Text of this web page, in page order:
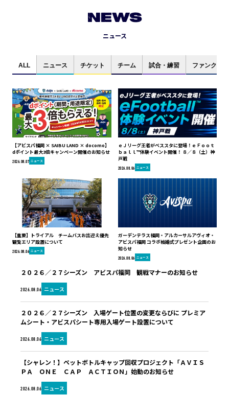
NEWS
ニュース
ALL ニュース チケット チーム 試合・練習 ファンクラブ
【アビスパ福岡 × SAIBU LAND × docomo】
dポイント最大3倍キャンペーン開催のお知らせ
2026.08.07 ニュース
ｅＪリーグ王者がベススタに登場！ｅＦｏｏｔ
ｂａｌｌ™体験イベント開催！ ８／８（土）神
戸戦
2026.08.06 ニュース
【重要】トライアル チームバスお出迎え優先
観覧エリア設置について
2026.08.06 ニュース
ガーデンテラス福岡・アルカーサルアヴィオ・
アビスパ福岡 コラボ結婚式プレゼント企画のお
知らせ
2026.08.06 ニュース
2026.08.06 ニュース
２０２６／２７シーズン アビスパ福岡 観戦マナーのお知らせ
2026.08.06 ニュース
２０２６／２７シーズン 入場ゲート位置の変更ならびに プレミア
ムシート・アビスパシート専用入場ゲート設置について
2026.08.06 ニュース
【シャレン！】ペットボトルキャップ回収プロジェクト「ＡＶＩＳ
ＰＡ ＯＮＥ ＣＡＰ ＡＣＴＩＯＮ」始動のお知らせ